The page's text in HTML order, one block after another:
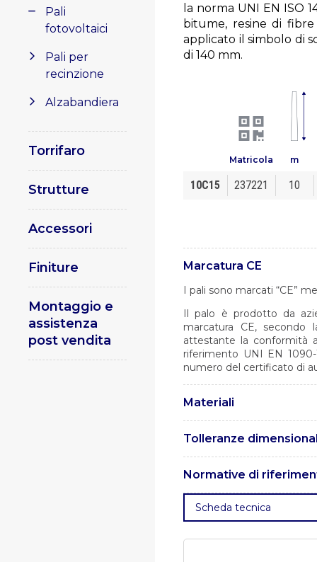
Pali
fotovoltaici
Pali per
recinzione
Alzabandiera
Torrifaro
Strutture
Accessori
Finiture
Montaggio e
assistenza
post vendita
la norma UNI EN ISO
bitume, resine di
applicato il simbolo di
di 140 mm.
Matricola m
10C15 237221 10
Marcatura CE
I pali sono marcati “CE”
Il palo è prodotto da
marcatura CE, secondo
attestante la conformità
riferimento UNI EN
numero del certificato di
Materiali
Tolleranze
n.0 del 21/04/2022.
Normative di
. UNI EN 1461 –
di acciaio.. UNI EN 10025
15614 – Specifica e
qualificazione della
Scheda tecnica